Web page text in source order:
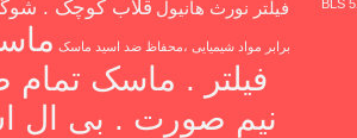
BLS فیلتر نورث هانیول قلاب کوچک .
برابر مواد شیمیایی ،محفاظ ضد اسید ماسک
فیلتر . ماسک